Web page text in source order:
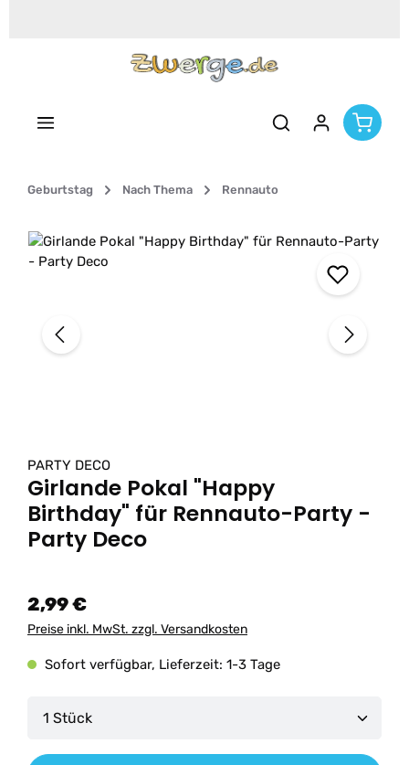
Geburtstag Nach Thema Rennauto
Bildergalerie überspringen
PARTY DECO
Girlande Pokal "Happy
Birthday" für Rennauto-Party -
Party Deco
2,99 €
Preise inkl. MwSt. zzgl. Versandkosten
Sofort verfügbar, Lieferzeit: 1-3 Tage
Produkt Anzahl: Gib den gewünschten Wert